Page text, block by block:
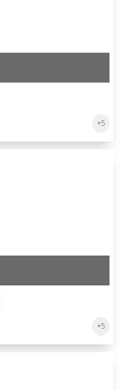
+5
+5